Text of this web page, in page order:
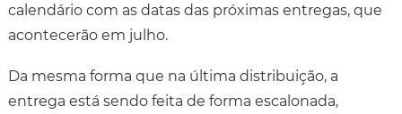
calendário com as datas das próximas entregas, que
acontecerão em julho.
Da mesma forma que na última distribuição, a
entrega está sendo feita de forma escalonada,